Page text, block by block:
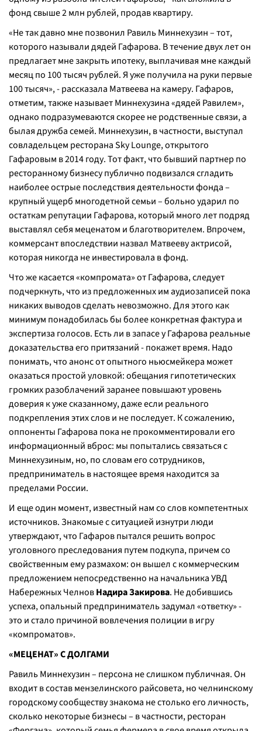
фонд свыше 2 млн рублей, продав квартиру.
«Не так давно мне позвонил Равиль Миннехузин – тот,
которого называли дядей Гафарова. В течение двух лет он
предлагает мне закрыть ипотеку, выплачивая мне каждый
месяц по 100 тысяч рублей. Я уже получила на руки первые
100 тысяч», - рассказала Матвеева на камеру. Гафаров,
отметим, также называет Миннехузина «дядей Равилем»,
однако подразумеваются скорее не родственные связи, а
былая дружба семей. Миннехузин, в частности, выступал
совладельцем ресторана Sky Lounge, открытого
Гафаровым в 2014 году. Тот факт, что бывший партнер по
ресторанному бизнесу публично подвизался сгладить
наиболее острые последствия деятельности фонда –
крупный ущерб многодетной семьи – больно ударил по
остаткам репутации Гафарова, который много лет подряд
выставлял себя меценатом и благотворителем. Впрочем,
коммерсант впоследствии назвал Матвееву актрисой,
которая никогда не инвестировала в фонд.
Что же касается «компромата» от Гафарова, следует
подчеркнуть, что из предложенных им аудиозаписей пока
никаких выводов сделать невозможно. Для этого как
минимум понадобилась бы более конкретная фактура и
экспертиза голосов. Есть ли в запасе у Гафарова реальные
доказательства его притязаний - покажет время. Надо
понимать, что анонс от опытного ньюсмейкера может
оказаться простой уловкой: обещания гипотетических
громких разоблачений заранее повышают уровень
доверия к уже сказанному, даже если реального
подкрепления этих слов и не последует. К сожалению,
оппоненты Гафарова пока не прокомментировали его
информационный вброс: мы попытались связаться с
Миннехузиным, но, по словам его сотрудников,
предприниматель в настоящее время находится за
пределами России.
И еще один момент, известный нам со слов компетентных
источников. Знакомые с ситуацией изнутри люди
утверждают, что Гафаров пытался решить вопрос
уголовного преследования путем подкупа, причем со
свойственным ему размахом: он вышел с коммерческим
предложением непосредственно на начальника УВД
Набережных ЧелновНадира Закирова. Не добившись
успеха, опальный предприниматель задумал «ответку» -
это и стало причиной вовлечения полиции в игру
«компроматов».
«МЕЦЕНАТ» С ДОЛГАМИ
Равиль Миннехузин – персона не слишком публичная. Он
входит в состав мензелинского райсовета, но челнинскому
городскому сообществу знакома не столько его личность,
сколько некоторые бизнесы – в частности, ресторан